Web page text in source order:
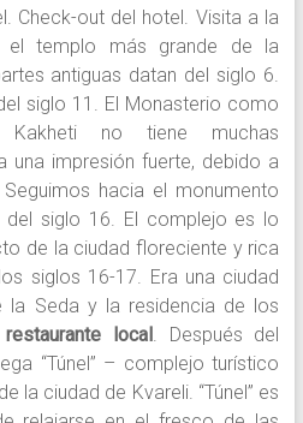
Check-out del hotel. Visita a la
el templo más grande de la
antiguas datan del siglo 6.
siglo 11. El Monasterio como
no tiene muchas
una impresión fuerte, debido a
hacia el monumento
del siglo 16. El complejo es lo
de la ciudad floreciente y rica
siglos 16-17. Era una ciudad
la Seda y la residencia de los
local. Después del
“Túnel” – complejo turístico
la ciudad de Kvareli. “Túnel” es